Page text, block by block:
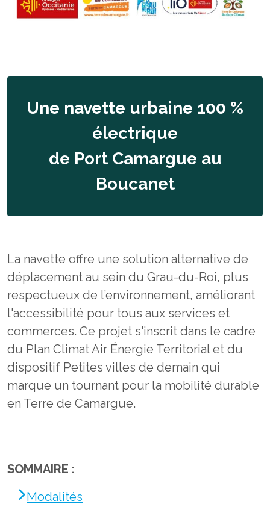
Une navette urbaine 100 %
électrique
de Port Camargue au
Boucanet
La navette offre une solution alternative de
déplacement au sein du Grau-du-Roi, plus
respectueux de l’environnement, améliorant
l'accessibilité pour tous aux services et
commerces. Ce projet s'inscrit dans le cadre
du Plan Climat Air Énergie Territorial et du
dispositif Petites villes de demain qui
marque un tournant pour la mobilité durable
en Terre de Camargue.
SOMMAIRE :
Modalités